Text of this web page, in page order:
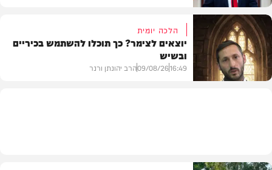
בעולם
הלכה יומית
יוצאים לצימר? כך תוכלו להשתמש בכיריים
ובשיש
16:49
09/08/26הרב יהונתן ורנר